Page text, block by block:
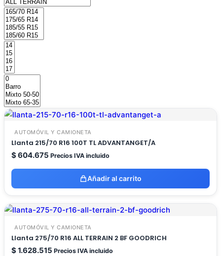
AUTOMÓVIL Y CAMIONETA
Llanta 215/70 R16 100T TL ADVANTANGET/A
$604.675 Precios IVA incluido
Añadir al carrito
AUTOMÓVIL Y CAMIONETA
Llanta 275/70 R16 ALL TERRAIN 2 BF GOODRICH
$1.628.515 Precios IVA incluido